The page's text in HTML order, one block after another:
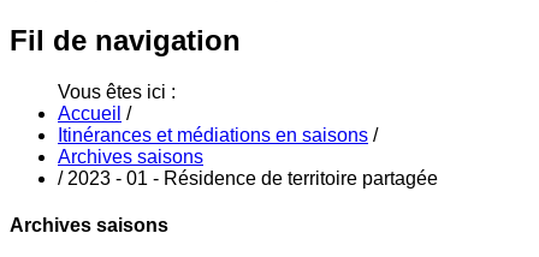
Fil de navigation
Vous êtes ici :
Accueil /
Itinérances et médiations en saisons /
Archives saisons
/ 2023 - 01 - Résidence de territoire partagée
Archives saisons